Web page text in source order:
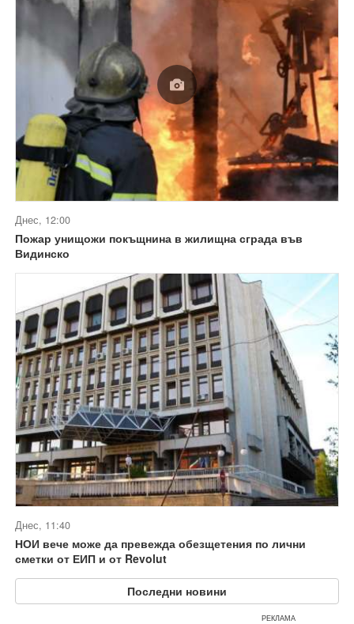
Днес, 12:00
Пожар унищожи покъщнина в жилищна сграда във
Видинско
Днес, 11:40
НОИ вече може да превежда обезщетения по лични
сметки от ЕИП и от Revolut
Последни новини
РЕКЛАМА